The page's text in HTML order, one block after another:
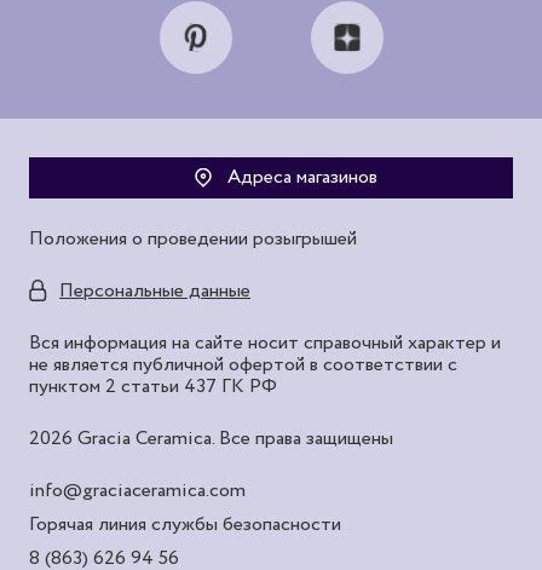
Адреса магазинов
Положения о проведении розыгрышей
Персональные данные
Вся информация на сайте носит справочный характер и
не является публичной офертой в соответствии с
пунктом 2 статьи 437 ГК РФ
2026 Gracia Ceramica. Все права защищены
info@graciaceramica.com
Горячая линия службы безопасности
8 (863) 626 94 56